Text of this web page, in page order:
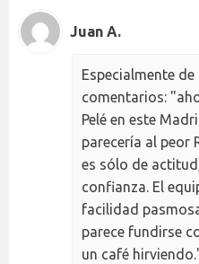
Juan A.
Especialmente
comentarios:
Pelé en este
parecería al peor
es sólo de
confianza. El
facilidad
parece fundirse
un café